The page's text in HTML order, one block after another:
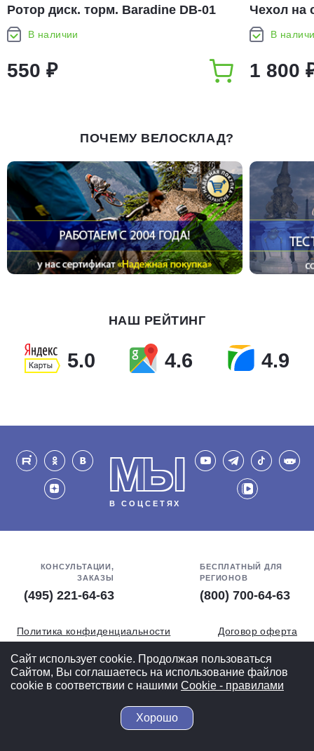
Ротор диск. торм. Baradine DB-01
180мм
В наличии
550 ₽
Чехол на
Seat
В
1 800
ПОЧЕМУ ВЕЛОСКЛАД?
НАШ РЕЙТИНГ
5.0 4.6 4.9
МЫ
В СОЦСЕТЯХ
КОНСУЛЬТАЦИИ,
ЗАКАЗЫ
(495) 221-64-63
БЕСПЛАТНЫЙ ДЛЯ
РЕГИОНОВ
(800) 700-64-63
Политика конфиденциальности
Договор оферта
Обработка персональных данных
СОУТ
Полная версия
© 2004-2026 ВелоСклад.ру - более 20 лет радуем Вас!
Сайт использует cookie. Продолжая пользоваться
Сайтом, Вы соглашаетесь на использование файлов
cookie в соответствии с нашими Cookiе - правилами
Хорошо